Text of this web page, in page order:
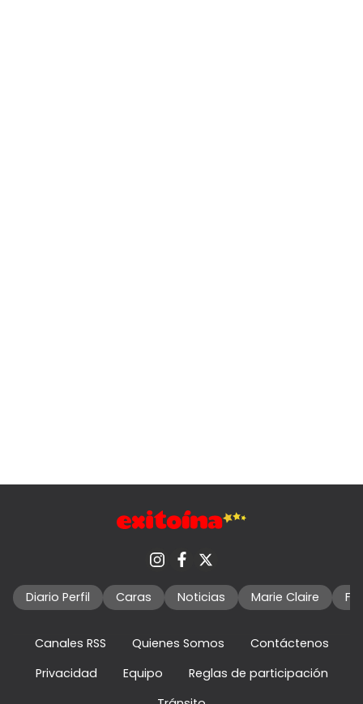
Diario Perfil Caras Noticias Marie Claire
Canales RSS Quienes Somos
Contáctenos
Privacidad
Equipo
Reglas de participación